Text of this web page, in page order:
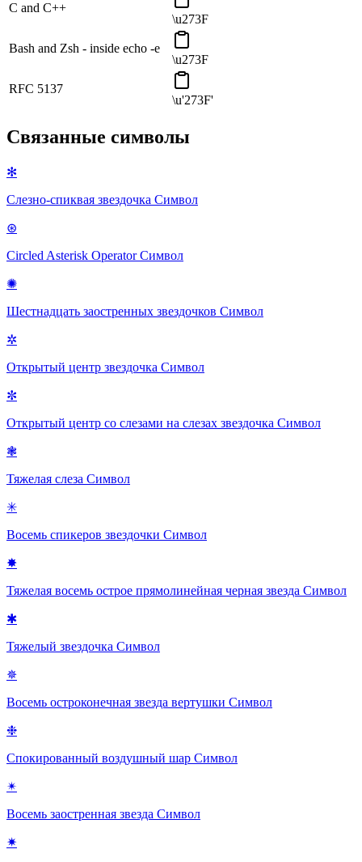
C and C++
\u273F
Bash and Zsh - inside echo -e
\u273F
RFC 5137
\u'273F'
Связанные символы
✻
Слезно-спиквая звездочка Символ
⊛
Circled Asterisk Operator Символ
✺
Шестнадцать заостренных звездочков Символ
✲
Открытый центр звездочка Символ
✼
Открытый центр со слезами на слезах звездочка Символ
❃
Тяжелая слеза Символ
✳
Восемь спикеров звездочки Символ
✸
Тяжелая восемь острое прямолинейная черная звезда Символ
✱
Тяжелый звездочка Символ
✵
Восемь остроконечная звезда вертушки Символ
❉
Спокированный воздушный шар Символ
✴
Восемь заостренная звезда Символ
✷